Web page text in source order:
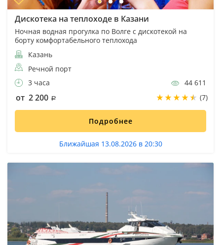
Дискотека на теплоходе в Казани
Ночная водная прогулка по Волге с дискотекой на
борту комфортабельного теплохода
Казань
Речной порт
3 часа
44 611
от 2 200 (7)
Подробнее
Ближайшая 13.08.2026 в 20:30